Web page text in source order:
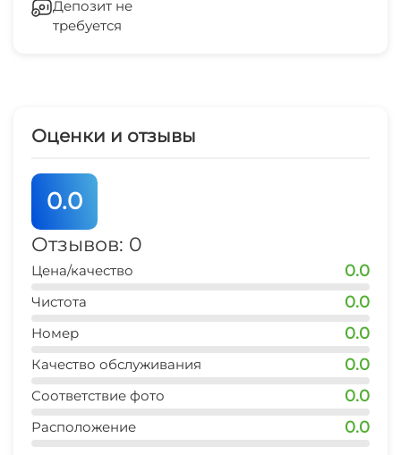
5 мин
Депозит не
требуется
Оценки и отзывы
0.0
Отзывов: 0
Цена/качество 0.0
Чистота 0.0
Номер 0.0
Качество обслуживания 0.0
Соответствие фото 0.0
Расположение 0.0